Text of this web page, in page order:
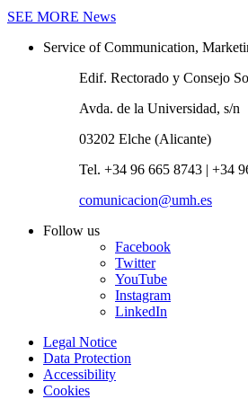
SEE MORE News
Service of Communication,
Edif. Rectorado y Consejo
Avda. de la Universidad, s/n
03202 Elche (Alicante)
Tel. +34 96 665 8743 | +34
comunicacion@umh.es
Follow us
Facebook
Twitter
YouTube
Instagram
LinkedIn
Legal Notice
Data Protection
Accessibility
Cookies